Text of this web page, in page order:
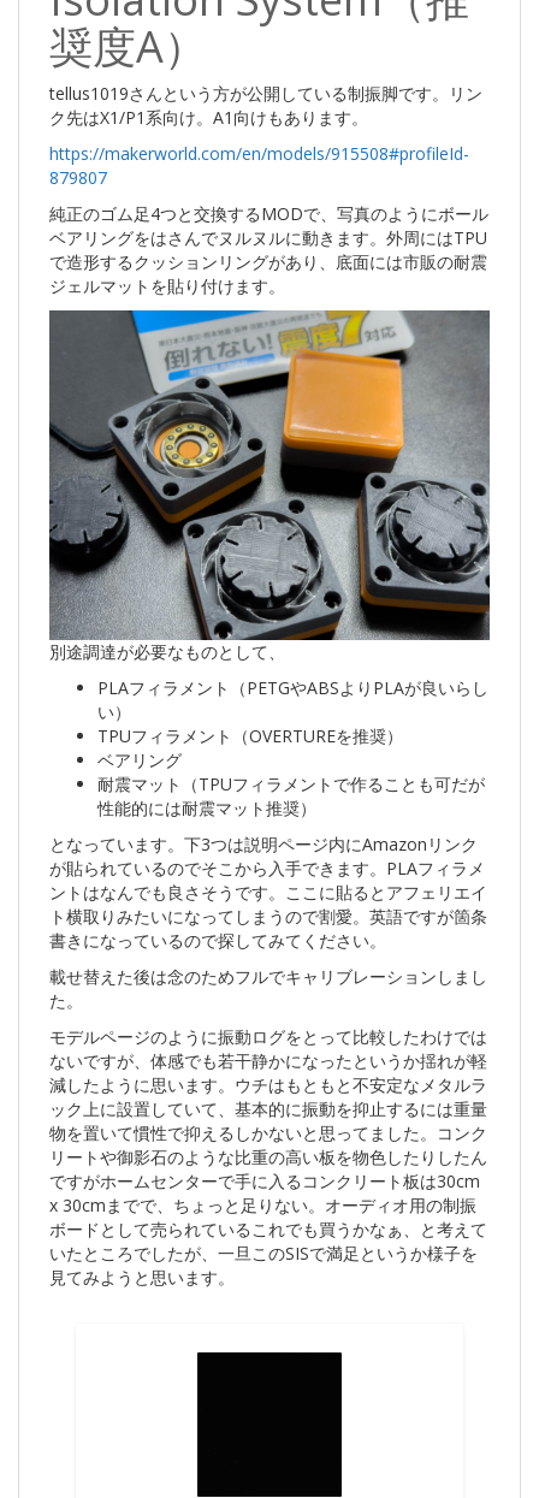
奨度A）
tellus1019さんという方が公開している制振脚です。リン
ク先はX1/P1系向け。A1向けもあります。
https://makerworld.com/en/models/915508#profileId-
879807
純正のゴム足4つと交換するMODで、写真のようにボール
ベアリングをはさんでヌルヌルに動きます。外周にはTPU
で造形するクッションリングがあり、底面には市販の耐震
ジェルマットを貼り付けます。
別途調達が必要なものとして、
PLAフィラメント（PETGやABSよりPLAが良いらし
い）
TPUフィラメント（OVERTUREを推奨）
ベアリング
耐震マット（TPUフィラメントで作ることも可だが
性能的には耐震マット推奨）
となっています。下3つは説明ページ内にAmazonリンク
が貼られているのでそこから入手できます。PLAフィラメ
ントはなんでも良さそうです。ここに貼るとアフェリエイ
ト横取りみたいになってしまうので割愛。英語ですが箇条
書きになっているので探してみてください。
載せ替えた後は念のためフルでキャリブレーションしまし
た。
モデルページのように振動ログをとって比較したわけでは
ないですが、体感でも若干静かになったというか揺れが軽
減したように思います。ウチはもともと不安定なメタルラ
ック上に設置していて、基本的に振動を抑止するには重量
物を置いて慣性で抑えるしかないと思ってました。コンク
リートや御影石のような比重の高い板を物色したりしたん
ですがホームセンターで手に入るコンクリート板は30cm
x 30cmまでで、ちょっと足りない。オーディオ用の制振
ボードとして売られているこれでも買うかなぁ、と考えて
いたところでしたが、一旦このSISで満足というか様子を
見てみようと思います。